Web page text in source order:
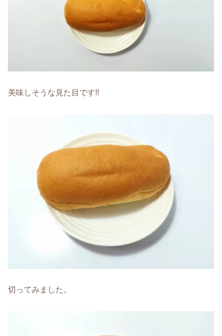
美味しそうな見た目です!!
切ってみました。